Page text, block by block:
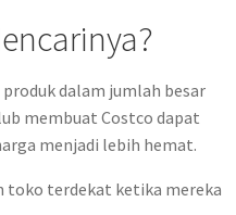
dalam jumlah besar
membuat Costco dapat
menjadi lebih hemat.
toko terdekat ketika mereka